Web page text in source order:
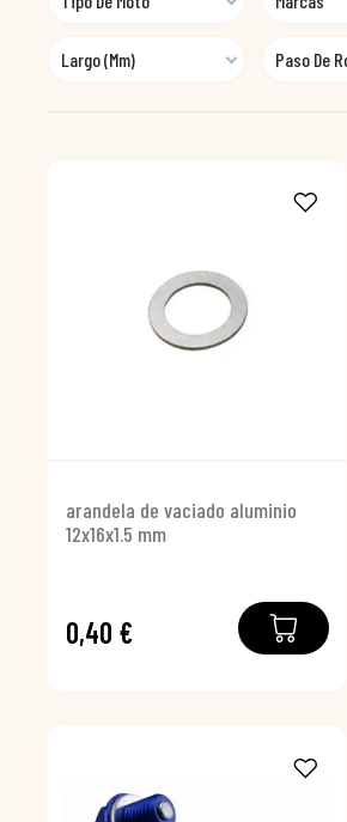
Largo (mm) Paso De
arandela de vaciado aluminio
12x16x1.5 mm
0,40 €